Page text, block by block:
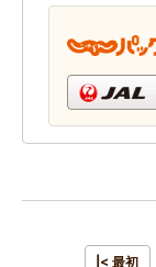
|< 最初